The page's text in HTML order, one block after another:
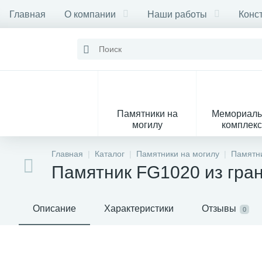
Главная О компании Наши работы
Памятники на
могилу
Главная Каталог Памятники на могилу
Памятник FG1020 из
Описание Характеристики Отзывы 0